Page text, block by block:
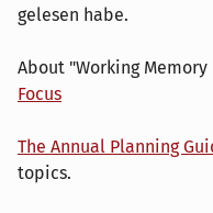
gelesen habe.
About "Working Memory
Focus
The Annual Planning
topics.